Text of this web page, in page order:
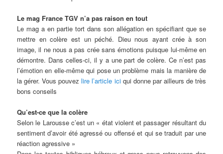
Le mag France TGV n’a pas raison en tout
Le mag a en partie tort dans son allégation en spécifiant que se
mettre en colère est un péché. Dieu nous ayant crée à son
image, il ne nous a pas crée sans émotions puisque lui-même en
démontre. Dans celles-ci, il y a une part de colère. Ce n’est pas
l’émotion en elle-même qui pose un problème mais la manière de
la gérer. Vous pouvezlire l’article ici qui donne par ailleurs de très
bons conseils
Qu’est-ce que la colère
Selon le Larousse c’est un « état violent et passager résultant du
sentiment d’avoir été agressé ou offensé et qui se traduit par une
réaction agressive »